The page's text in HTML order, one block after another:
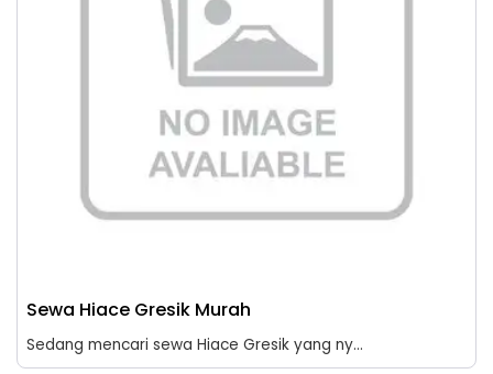
Sewa Hiace Gresik Murah
Sedang mencari sewa Hiace Gresik yang ny...